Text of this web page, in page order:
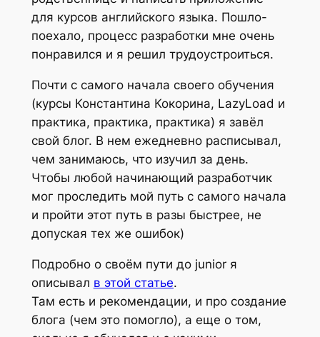
для курсов английского языка. Пошло-
поехало, процесс разработки мне очень
понравился и я решил трудоустроиться.
Почти с самого начала своего обучения
(курсы Константина Кокорина, LazyLoad и
практика, практика, практика) я завёл
свой блог. В нем ежедневно расписывал,
чем занимаюсь, что изучил за день.
Чтобы любой начинающий разработчик
мог проследить мой путь с самого начала
и пройти этот путь в разы быстрее, не
допуская тех же ошибок)
Подробно о своём пути до junior я
описывал в этой статье.
Там есть и рекомендации, и про создание
блога (чем это помогло), а еще о том,